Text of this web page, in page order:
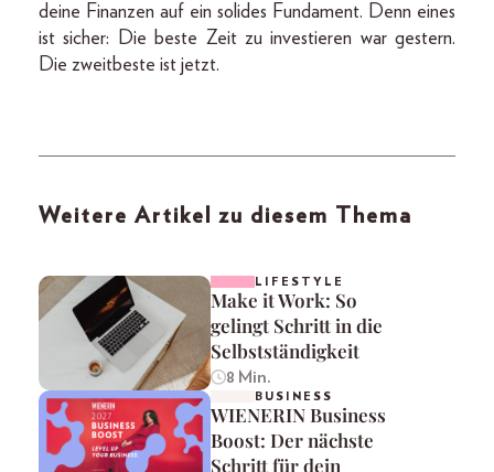
deine Finanzen auf ein solides Fundament. Denn eines
ist sicher: Die beste Zeit zu investieren war gestern.
Die zweitbeste ist jetzt.
Weitere Artikel zu diesem Thema
LIFESTYLE
Make it Work: So
gelingt Schritt in die
Selbstständigkeit
8 Min.
BUSINESS
WIENERIN Business
Boost: Der nächste
Schritt für dein